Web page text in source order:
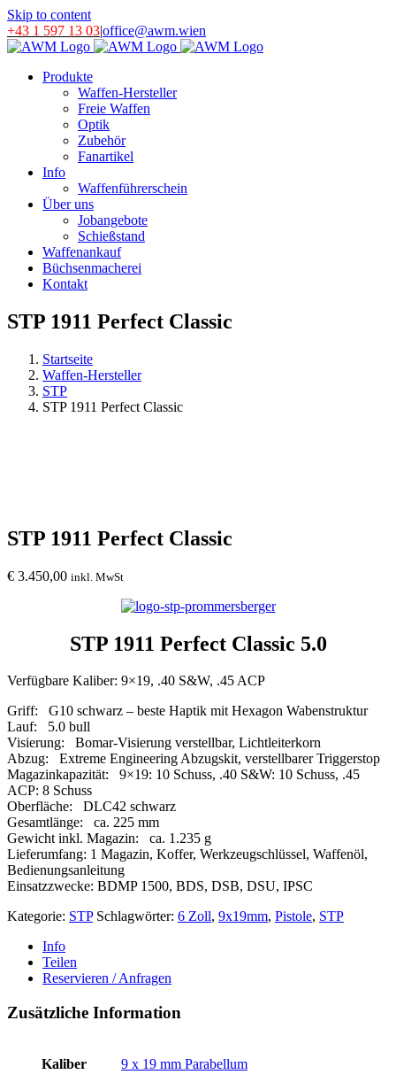
Skip to content
+43 1 597 13 03|office@awm.wien
Produkte
Waffen-Hersteller
Freie Waffen
Optik
Zubehör
Fanartikel
Info
Waffenführerschein
Über uns
Jobangebote
Schießstand
Waffenankauf
Büchsenmacherei
Kontakt
STP 1911 Perfect Classic
Startseite
Waffen-Hersteller
STP
STP 1911 Perfect Classic
STP 1911 Perfect Classic
€ 3.450,00 inkl. MwSt
STP 1911 Perfect Classic 5.0
Verfügbare Kaliber: 9×19, .40 S&W, .45 ACP
Griff: G10 schwarz – beste Haptik mit Hexagon Wabenstruktur
Lauf: 5.0 bull
Visierung: Bomar-Visierung verstellbar, Lichtleiterkorn
Abzug: Extreme Engineering Abzugskit, verstellbarer Triggerstop
Magazinkapazität: 9×19: 10 Schuss, .40 S&W: 10 Schuss, .45
ACP: 8 Schuss
Oberfläche: DLC42 schwarz
Gesamtlänge: ca. 225 mm
Gewicht inkl. Magazin: ca. 1.235 g
Lieferumfang: 1 Magazin, Koffer, Werkzeugschlüssel, Waffenöl,
Bedienungsanleitung
Einsatzzwecke: BDMP 1500, BDS, DSB, DSU, IPSC
Kategorie: STP Schlagwörter: 6 Zoll, 9x19mm, Pistole, STP
Info
Teilen
Reservieren / Anfragen
Zusätzliche Information
Kaliber 9 x 19 mm Parabellum